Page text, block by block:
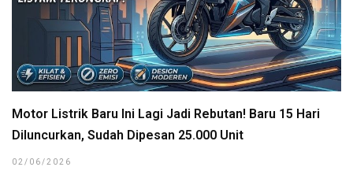
Motor Listrik Baru Ini Lagi Jadi Rebutan! Baru 15 Hari
Diluncurkan, Sudah Dipesan 25.000 Unit
02/06/2026